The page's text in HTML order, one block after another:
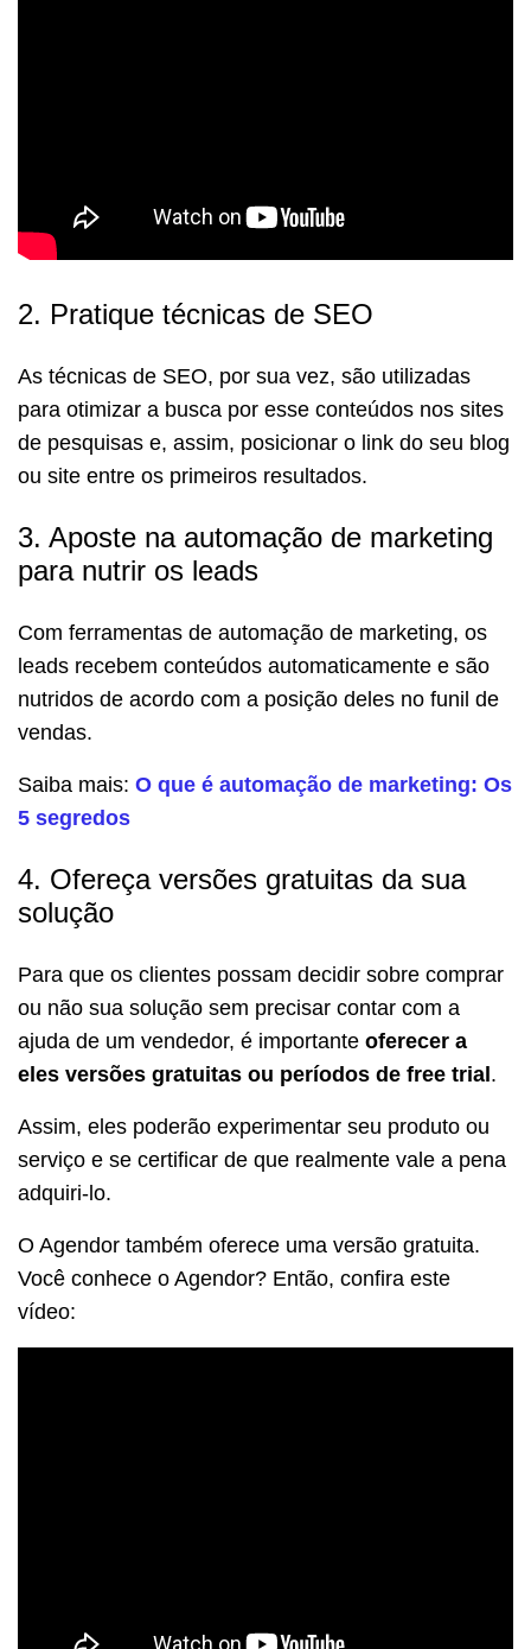
2. Pratique técnicas de SEO
As técnicas de SEO, por sua vez, são utilizadas
para otimizar a busca por esse conteúdos nos sites
de pesquisas e, assim, posicionar o link do seu blog
ou site entre os primeiros resultados.
3. Aposte na automação de marketing
para nutrir os leads
Com ferramentas de automação de marketing, os
leads recebem conteúdos automaticamente e são
nutridos de acordo com a posição deles no funil de
vendas.
Saiba mais: O que é automação de marketing: Os
5 segredos
4. Ofereça versões gratuitas da sua
solução
Para que os clientes possam decidir sobre comprar
ou não sua solução sem precisar contar com a
ajuda de um vendedor, é importante oferecer a
eles versões gratuitas ou períodos de free trial.
Assim, eles poderão experimentar seu produto ou
serviço e se certificar de que realmente vale a pena
adquiri-lo.
O Agendor também oferece uma versão gratuita.
Você conhece o Agendor? Então, confira este
vídeo: